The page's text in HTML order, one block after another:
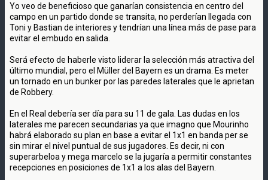
Yo veo de beneficioso que ganarían consistencia en centro del
campo en un partido donde se transita, no perderían llegada con
Toni y Bastian de interiores y tendrían una línea más de pase para
evitar el embudo en salida.
Será efecto de haberle visto liderar la selección más atractiva del
último mundial, pero el Müller del Bayern es un drama. Es meter
un tornado en un bunker por las paredes laterales que le aprietan
de Robbery.
En el Real debería ser día para su 11 de gala. Las dudas en los
laterales me parecen secundarias ya que imagno que Mourinho
habrá elaborado su plan en base a evitar el 1x1 en banda per se
sin mirar el nivel puntual de sus jugadores. Es decir, ni con
superarbeloa y mega marcelo se la jugaría a permitir constantes
recepciones en posiciones de 1x1 a los alas del Bayern.